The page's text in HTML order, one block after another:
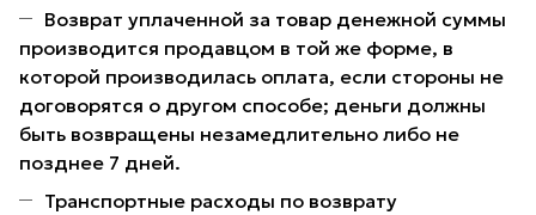
Возврат уплаченной за товар денежной суммы
производится продавцом в той же форме, в
которой производилась оплата, если стороны не
договорятся о другом способе; деньги должны
быть возвращены незамедлительно либо не
позднее 7 дней.
Транспортные расходы по возврату